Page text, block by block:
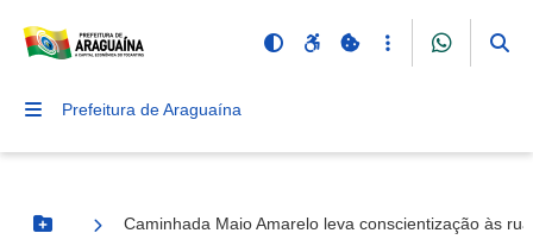
Prefeitura de Araguaína
Botão Menu
Caminhada Maio Amarelo leva conscientização às